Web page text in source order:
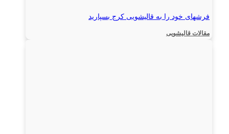
فرشهای خود را به قالیشویی کرج بسپارید
مقالات قالیشویی